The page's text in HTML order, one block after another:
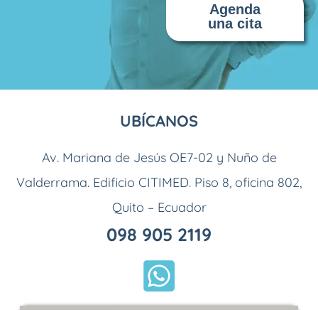
Agenda
una cita
UBÍCANOS
Av. Mariana de Jesús OE7-02 y Nuño de
Valderrama. Edificio CITIMED. Piso 8, oficina 802,
Quito – Ecuador
098 905 2119